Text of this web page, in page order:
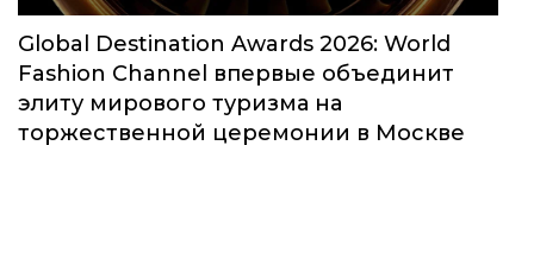
Global Destination Awards 2026: World
Fashion Channel впервые объединит
элиту мирового туризма на
торжественной церемонии в Москве